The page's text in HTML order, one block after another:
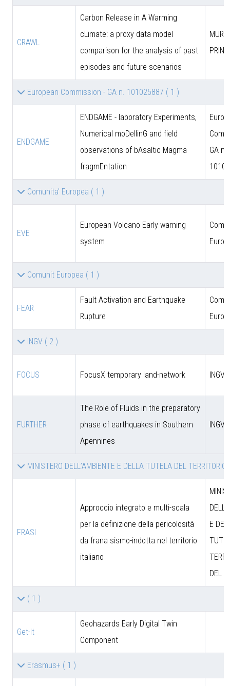
CRAWL
Carbon Release in A Warming
cLimate: a proxy data model
comparison for the analysis of past
episodes and future scenarios
MUR
PRIN)
European Commission - GA n. 101025887 ( 1 )
ENDGAME
ENDGAME - laboratory Experiments,
Numerical moDellinG and field
observations of bAsaltic Magma
fragmEntation
GA n.
Comunita' Europea ( 1 )
EVE
European Volcano Early warning
system
Comunit Europea ( 1 )
FEAR
Fault Activation and Earthquake
Rupture
INGV ( 2 )
FOCUS FocusX temporary land-network INGV
FURTHER
The Role of Fluids in the preparatory
phase of earthquakes in Southern
Apennines
INGV
MINISTERO DELL’AMBIENTE E DELLA TUTELA DEL
FRASI
Approccio integrato e multi-scala
per la definizione della pericolosità
da frana sismo-indotta nel territorio
italiano
E
DEL
( 1 )
Get-It
Geohazards Early Digital Twin
Component
Erasmus+ ( 1 )